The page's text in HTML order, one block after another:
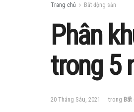
Trang chủ Bất động sản
Phân
trong 5
20 Tháng Sáu, 2021 trong Bất